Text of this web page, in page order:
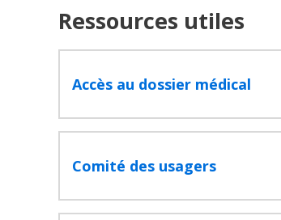
Ressources utiles
Accès au dossier médical
Comité des usagers